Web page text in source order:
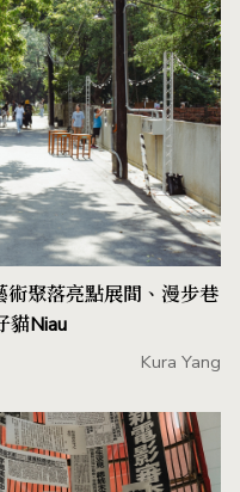
聚落亮點展間、漫步巷
貓Niau
Kura Yang